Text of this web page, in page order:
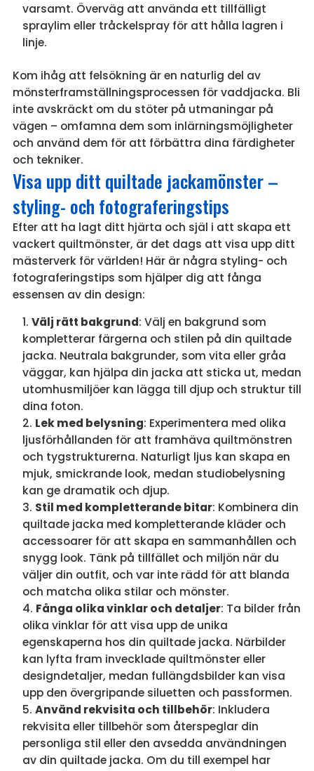
varsamt. Överväg att använda ett tillfälligt
spraylim eller tråckelspray för att hålla lagren i
linje.
Kom ihåg att felsökning är en naturlig del av
mönsterframställningsprocessen för vaddjacka. Bli
inte avskräckt om du stöter på utmaningar på
vägen – omfamna dem som inlärningsmöjligheter
och använd dem för att förbättra dina färdigheter
och tekniker.
Visa upp ditt quiltade jackamönster –
styling- och fotograferingstips
Efter att ha lagt ditt hjärta och själ i att skapa ett
vackert quiltmönster, är det dags att visa upp ditt
mästerverk för världen! Här är några styling- och
fotograferingstips som hjälper dig att fånga
essensen av din design:
Välj rätt bakgrund: Välj en bakgrund som
kompletterar färgerna och stilen på din quiltade
jacka. Neutrala bakgrunder, som vita eller gråa
väggar, kan hjälpa din jacka att sticka ut, medan
utomhusmiljöer kan lägga till djup och struktur till
dina foton.
Lek med belysning: Experimentera med olika
ljusförhållanden för att framhäva quiltmönstren
och tygstrukturerna. Naturligt ljus kan skapa en
mjuk, smickrande look, medan studiobelysning
kan ge dramatik och djup.
Stil med kompletterande bitar: Kombinera din
quiltade jacka med kompletterande kläder och
accessoarer för att skapa en sammanhållen och
snygg look. Tänk på tillfället och miljön när du
väljer din outfit, och var inte rädd för att blanda
och matcha olika stilar och mönster.
Fånga olika vinklar och detaljer: Ta bilder från
olika vinklar för att visa upp de unika
egenskaperna hos din quiltade jacka. Närbilder
kan lyfta fram invecklade quiltmönster eller
designdetaljer, medan fullängdsbilder kan visa
upp den övergripande siluetten och passformen.
Använd rekvisita och tillbehör: Inkludera
rekvisita eller tillbehör som återspeglar din
personliga stil eller den avsedda användningen
av din quiltade jacka. Om du till exempel har